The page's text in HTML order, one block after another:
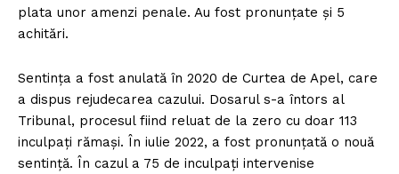
plata unor amenzi penale. Au fost pronunțate și 5
achitări.
Sentința a fost anulată în 2020 de Curtea de Apel, care
a dispus rejudecarea cazului. Dosarul s-a întors al
Tribunal, procesul fiind reluat de la zero cu doar 113
inculpați rămași. În iulie 2022, a fost pronunțată o nouă
sentință. În cazul a 75 de inculpați intervenise